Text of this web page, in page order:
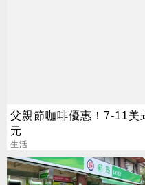
父親節咖啡優惠！7-11
元
生活